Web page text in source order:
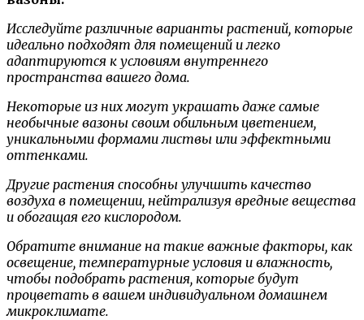
Исследуйте различные варианты растений, которые
идеально подходят для помещений и легко
адаптируются к условиям внутреннего
пространства вашего дома.
Некоторые из них могут украшать даже самые
необычные вазоны своим обильным цветением,
уникальными формами листвы или эффектными
оттенками.
Другие растения способны улучшить качество
воздуха в помещении, нейтрализуя вредные вещества
и обогащая его кислородом.
Обратите внимание на такие важные факторы, как
освещение, температурные условия и влажность,
чтобы подобрать растения, которые будут
процветать в вашем индивидуальном домашнем
микроклимате.